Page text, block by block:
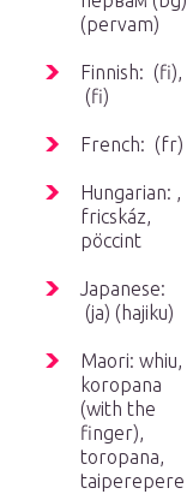
(pervam)
Finnish: (fi),
(fi)
French: (fr)
Hungarian: ,
fricskáz,
pöccint
Japanese:
(ja) (hajiku)
Maori: whiu,
koropana
(with the
finger),
toropana,
taiperepere